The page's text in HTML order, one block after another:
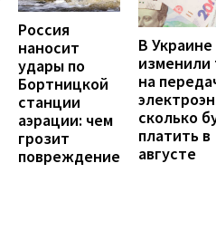
Россия
наносит
удары по
Бортницкой
станции
аэрации: чем
грозит
повреждение
В Украине
на
сколько
платить в
августе